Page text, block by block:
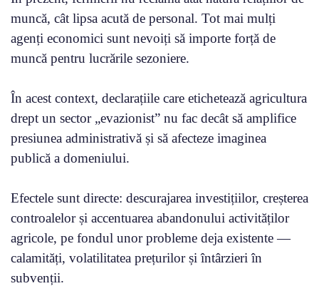
muncă, cât lipsa acută de personal. Tot mai mulți
agenți economici sunt nevoiți să importe forță de
muncă pentru lucrările sezoniere.
În acest context, declarațiile care etichetează agricultura
drept un sector „evazionist” nu fac decât să amplifice
presiunea administrativă și să afecteze imaginea
publică a domeniului.
Efectele sunt directe: descurajarea investițiilor, creșterea
controalelor și accentuarea abandonului activităților
agricole, pe fondul unor probleme deja existente —
calamități, volatilitatea prețurilor și întârzieri în
subvenții.